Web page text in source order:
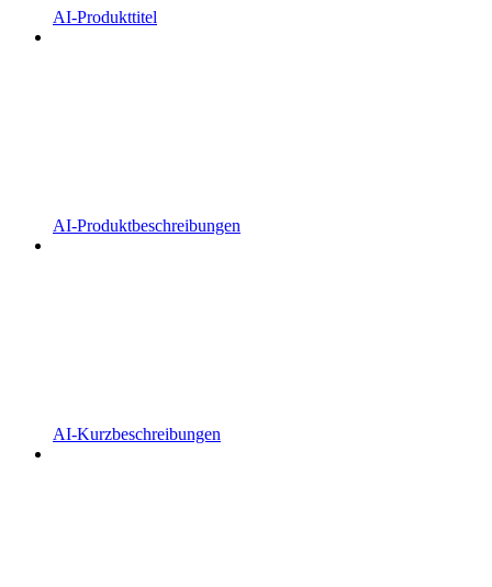
AI-Produkttitel
AI-Produktbeschreibungen
AI-Kurzbeschreibungen